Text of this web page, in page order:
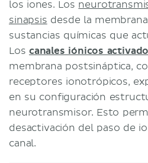
los iones. Los
sinapsis desde la
sustancias químicas que
Los canales iónicos
membrana postsináptica,
receptores ionotrópicos,
en su configuración
neurotransmisor. Esto
desactivación del paso de
canal.